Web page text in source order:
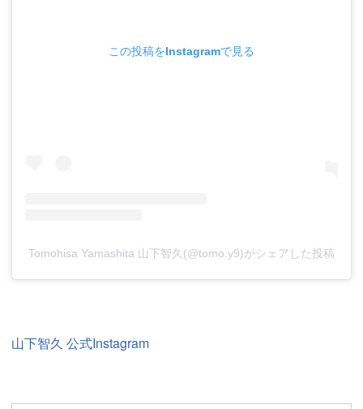
この投稿をInstagramで見る
Tomohisa Yamashita 山下智久(@tomo.y9)がシェアした投稿
山下智久 公式Instagram